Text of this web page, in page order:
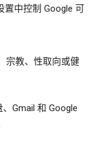
置中控制 Google 可
宗教、性取向或健
Gmail 和 Google